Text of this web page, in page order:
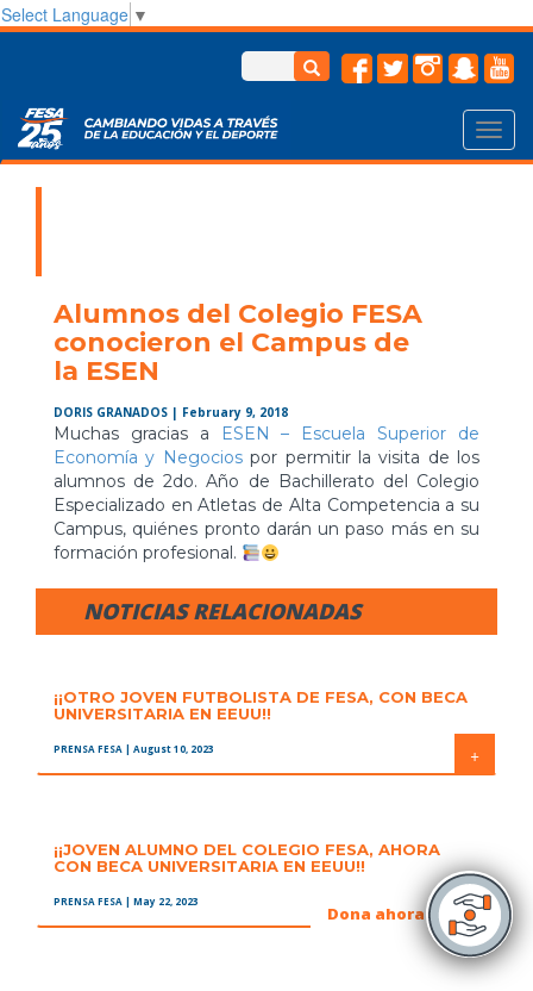
Select Language ▼
Dona ahora
Alumnos del Colegio FESA
conocieron el Campus de
la ESEN
DORIS GRANADOS | February 9, 2018
Muchas gracias a
ESEN – Escuela Superior de
Economía y Negociospor permitir la visita de los
alumnos de 2do. Año de Bachillerato del Colegio
Especializado en Atletas de Alta Competencia a su
Campus, quiénes pronto darán un paso más en su
formación profesional.
NOTICIAS RELACIONADAS
¡¡OTRO JOVEN FUTBOLISTA DE FESA, CON BECA
UNIVERSITARIA EN EEUU!!
PRENSA FESA | August 10, 2023 +
¡¡JOVEN ALUMNO DEL COLEGIO FESA, AHORA
CON BECA UNIVERSITARIA EN EEUU!!
PRENSA FESA | May 22, 2023 +